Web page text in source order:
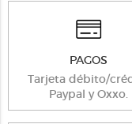
PAGOS
Tarjeta débito/
Paypal y Oxxo.